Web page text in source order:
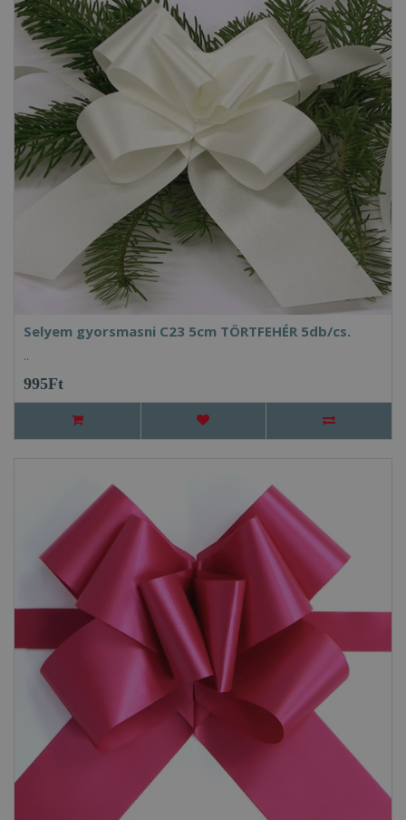
Selyem gyorsmasni C23 5cm TÖRTFEHÉR 5db/cs.
..
995Ft